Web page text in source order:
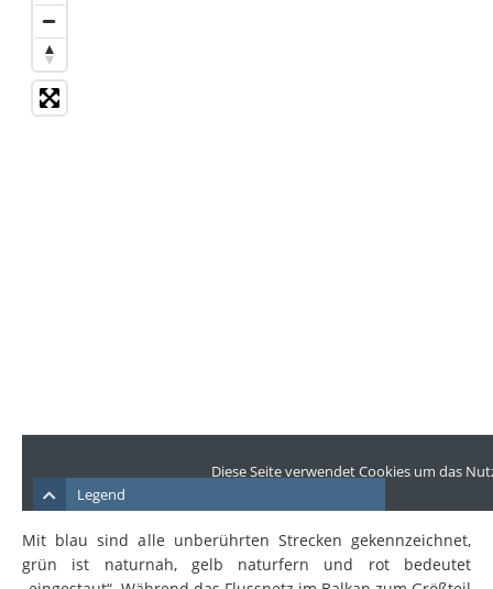
Mit blau sind alle unberührten Strecken gekennzeichnet,
grün ist naturnah, gelb naturfern und rot bedeutet